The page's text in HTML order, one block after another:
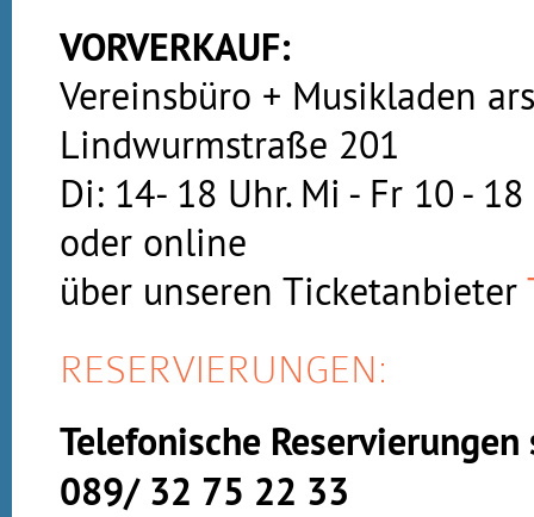
VORVERKAUF:
Vereinsbüro + Musikladen
Lindwurmstraße 201
Di: 14- 18 Uhr. Mi - Fr 10 -
oder online
über unseren Ticketanbieter
RESERVIERUNGEN:
Telefonische
089/ 32 75 22 33